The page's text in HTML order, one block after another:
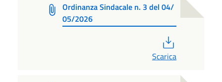
Ordinanza Sindacale n. 3 del 04/
05/2026
Scarica